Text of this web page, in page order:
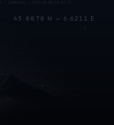
45.8878 N — 6.6211 E